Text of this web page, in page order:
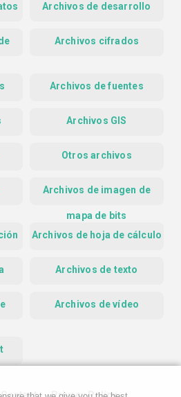
Archivos de desarrollo
Archivos cifrados
Archivos de fuentes
Archivos GIS
Otros archivos
Archivos de imagen de
mapa de bits
Archivos de hoja de cálculo
Archivos de texto
Archivos de vídeo